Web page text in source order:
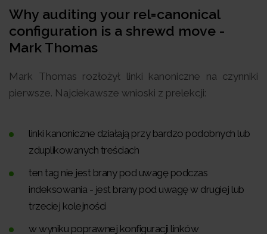
Why auditing your rel=canonical
configuration is a shrewd move -
Mark Thomas
Mark Thomas rozłożył linki kanoniczne na czynniki
pierwsze. Najciekawsze wnioski z prelekcji:
linki kanoniczne działają przy bardzo podobnych lub
zduplikowanych treściach
ten tag nie jest brany pod uwagę podczas
indeksowania - jest brany pod uwagę w drugiej lub
trzeciej kolejności
w wyniku poprawnej konfiguracji linków